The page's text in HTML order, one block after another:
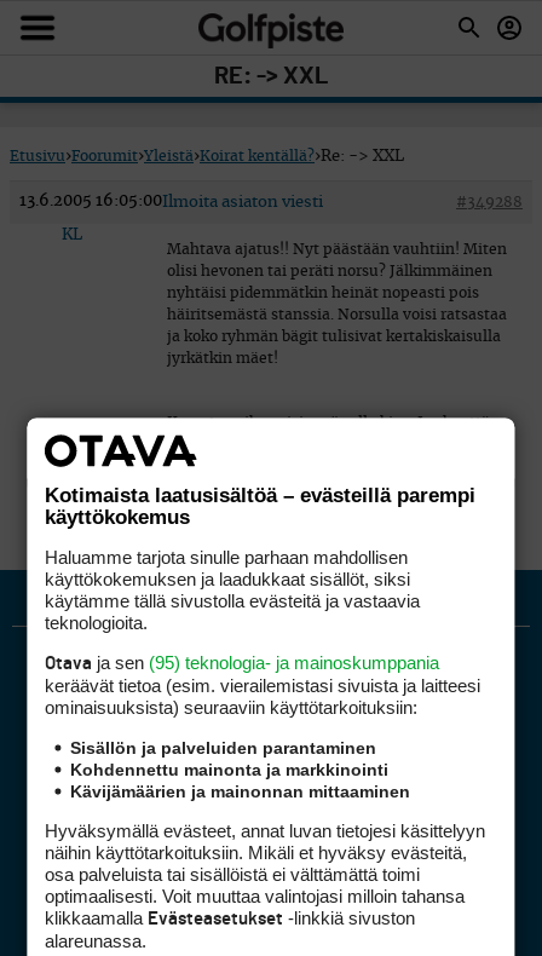
RE: -> XXL
Etusivu›Foorumit›Yleistä›Koirat kentällä?›Re: -> XXL
13.6.2005 16:05:00 #349288
Ilmoita asiaton viesti
KL
Mahtava ajatus!! Nyt päästään vauhtiin! Miten
olisi hevonen tai peräti norsu? Jälkimmäinen
nyhtäisi pidemmätkin heinät nopeasti pois
häiritsemästä stanssia. Norsulla voisi ratsastaa
ja koko ryhmän bägit tulisivat kertakiskaisulla
jyrkätkin mäet!
Karvaton sika voisi myös olla kiva. Jos kenttä on
ruuhkainen, voisi vaikka ajankuluksi rasvata
sen ja yrittää ottaa kiinni.
Golfpiste mediakortti
Mediahinnasto
Tietoa verkon kävijöistä
Golfpisteen yhteystiedot
DSA avoimuusraportti
Kotimaista laatusisältöä – evästeillä parempi
käyttökokemus
Haluamme tarjota sinulle parhaan mahdollisen
käyttökokemuksen ja laadukkaat sisällöt, siksi
käytämme tällä sivustolla evästeitä ja vastaavia
teknologioita.
Otava ja sen (95) teknologia- ja mainoskumppania
keräävät tietoa (esim. vierailemis­tasi sivuista ja laitteesi
ominaisuuk­sista) seuraaviin käyttötarkoituksiin:
Sisällön ja palveluiden parantaminen
Kohdennettu mainonta ja markkinointi
Kävijämäärien ja mainonnan mittaaminen
Hyväksymällä evästeet, annat luvan tietojesi käsittelyyn
näihin käyttötarkoituksiin. Mikäli et hyväksy evästeitä,
osa palveluista tai sisällöistä ei välttämättä toimi
optimaalisesti. Voit muuttaa valintojasi milloin tahansa
klikkaamalla Evästeasetukset -linkkiä sivuston
alareunassa.